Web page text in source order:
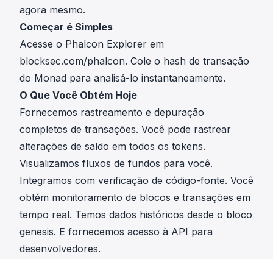
agora mesmo.
Começar é Simples
Acesse o Phalcon Explorer em
blocksec.com/phalcon. Cole o hash de transação
do Monad para analisá-lo instantaneamente.
O Que Você Obtém Hoje
Fornecemos rastreamento e depuração
completos de transações. Você pode rastrear
alterações de saldo em todos os tokens.
Visualizamos fluxos de fundos para você.
Integramos com verificação de código-fonte. Você
obtém monitoramento de blocos e transações em
tempo real. Temos dados históricos desde o bloco
genesis. E fornecemos acesso à API para
desenvolvedores.